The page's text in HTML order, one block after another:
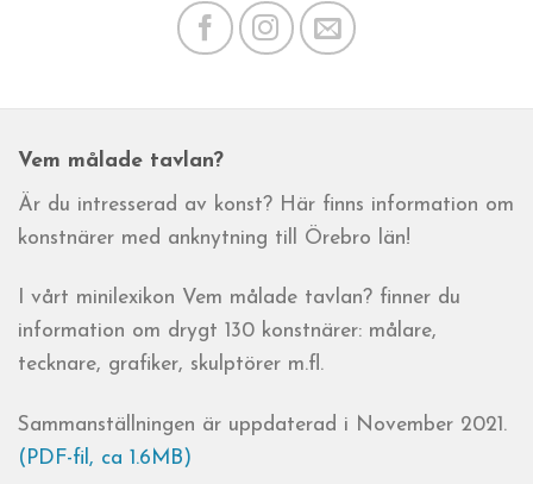
Vem målade tavlan?
Är du intresserad av konst? Här finns information om
konstnärer med anknytning till Örebro län!
I vårt minilexikon Vem målade tavlan? finner du
information om drygt 130 konstnärer: målare,
tecknare, grafiker, skulptörer m.fl.
Sammanställningen är uppdaterad i November 2021.
(PDF-fil, ca 1.6MB)